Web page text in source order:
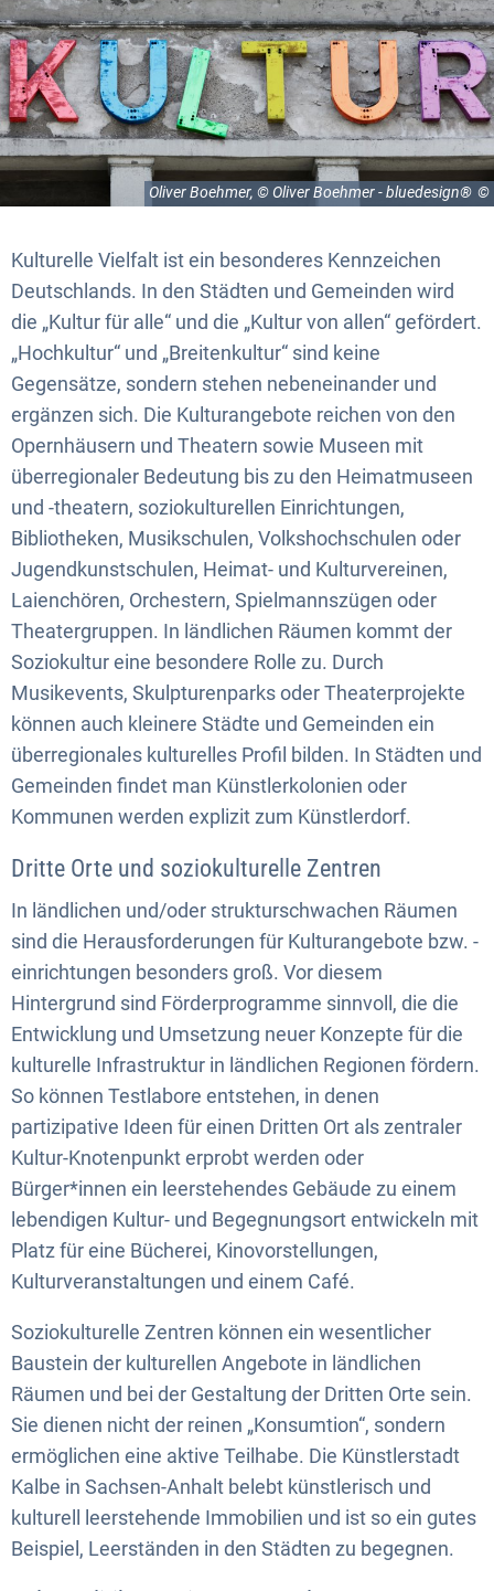
Oliver Boehmer, © Oliver Boehmer - bluedesign®
Kulturelle Vielfalt ist ein besonderes Kennzeichen
Deutschlands. In den Städten und Gemeinden wird
die „Kultur für alle“ und die „Kultur von allen“ gefördert.
„Hochkultur“ und „Breitenkultur“ sind keine
Gegensätze, sondern stehen nebeneinander und
ergänzen sich. Die Kulturangebote reichen von den
Opernhäusern und Theatern sowie Museen mit
überregionaler Bedeutung bis zu den Heimatmuseen
und -theatern, soziokulturellen Einrichtungen,
Bibliotheken, Musikschulen, Volkshochschulen oder
Jugendkunstschulen, Heimat- und Kulturvereinen,
Laienchören, Orchestern, Spielmannszügen oder
Theatergruppen. In ländlichen Räumen kommt der
Soziokultur eine besondere Rolle zu. Durch
Musikevents, Skulpturenparks oder Theaterprojekte
können auch kleinere Städte und Gemeinden ein
überregionales kulturelles Profil bilden. In Städten und
Gemeinden findet man Künstlerkolonien oder
Kommunen werden explizit zum Künstlerdorf.
Dritte Orte und soziokulturelle Zentren
In ländlichen und/oder strukturschwachen Räumen
sind die Herausforderungen für Kulturangebote bzw. -
einrichtungen besonders groß. Vor diesem
Hintergrund sind Förderprogramme sinnvoll, die die
Entwicklung und Umsetzung neuer Konzepte für die
kulturelle Infrastruktur in ländlichen Regionen fördern.
So können Testlabore entstehen, in denen
partizipative Ideen für einen Dritten Ort als zentraler
Kultur-Knotenpunkt erprobt werden oder
Bürger*innen ein leerstehendes Gebäude zu einem
lebendigen Kultur- und Begegnungsort entwickeln mit
Platz für eine Bücherei, Kinovorstellungen,
Kulturveranstaltungen und einem Café.
Soziokulturelle Zentren können ein wesentlicher
Baustein der kulturellen Angebote in ländlichen
Räumen und bei der Gestaltung der Dritten Orte sein.
Sie dienen nicht der reinen „Konsumtion“, sondern
ermöglichen eine aktive Teilhabe. Die Künstlerstadt
Kalbe in Sachsen-Anhalt belebt künstlerisch und
kulturell leerstehende Immobilien und ist so ein gutes
Beispiel, Leerständen in den Städten zu begegnen.